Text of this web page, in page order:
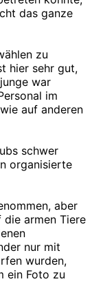
das ganze
zu
hier sehr gut,
war
im
auf anderen
schwer
organisierte
aber
armen Tiere
nur mit
wurden,
ein Foto zu